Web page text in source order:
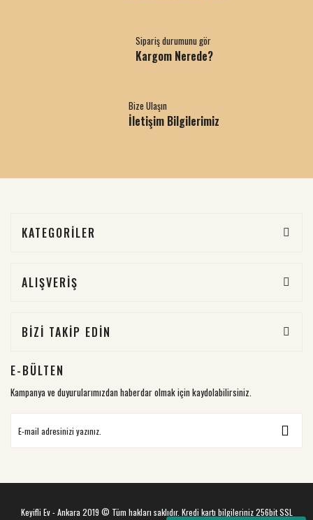
Sipariş durumunu gör
Kargom Nerede?
Bize Ulaşın
İletişim Bilgilerimiz
KATEGORİLER
ALIŞVERİŞ
BİZİ TAKİP EDİN
E-BÜLTEN
Kampanya ve duyurularımızdan haberdar olmak için kaydolabilirsiniz.
Keyifli Ev - Ankara 2019 © Tüm hakları saklıdır. Kredi kartı bilgileriniz 256bit SSL